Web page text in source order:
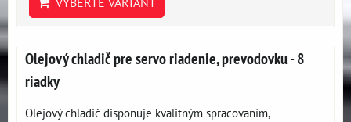
Olejový chladič pre servo riadenie, prevodovku - 8
riadky
Olejový chladič disponuje kvalitným spracovaním,